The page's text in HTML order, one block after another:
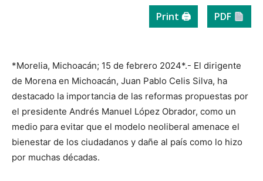
Print 🖨 PDF
*Morelia, Michoacán; 15 de febrero 2024*.- El dirigente
de Morena en Michoacán, Juan Pablo Celis Silva, ha
destacado la importancia de las reformas propuestas por
el presidente Andrés Manuel López Obrador, como un
medio para evitar que el modelo neoliberal amenace el
bienestar de los ciudadanos y dañe al país como lo hizo
por muchas décadas.